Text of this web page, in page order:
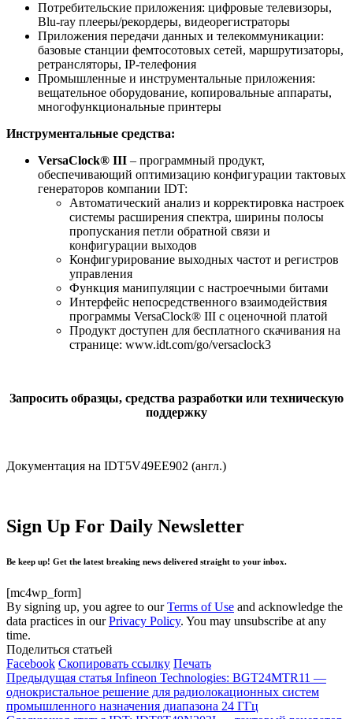
Потребительские приложения: цифровые телевизоры,
Blu-ray плееры/рекордеры, видеорегистраторы
Приложения передачи данных и телекоммуникации:
базовые станции фемтосотовых сетей, маршрутизаторы,
ретрансляторы, IP-телефония
Промышленные и инструментальные приложения:
вещательное оборудование, копировальные аппараты,
многофункциональные принтеры
Инструментальные средства:
VersaClock® III – программный продукт,
обеспечивающий оптимизацию конфигурации тактовых
генераторов компании IDT:
Автоматический анализ и корректировка настроек
системы расширения спектра, ширины полосы
пропускания петли обратной связи и
конфигурации выходов
Конфигурирование выходных частот и регистров
управления
Функция манипуляции с настроечными битами
Интерфейс непосредственного взаимодействия
программы VersaClock® III с оценочной платой
Продукт доступен для бесплатного скачивания на
странице: www.idt.com/go/versaclock3
Запросить образцы, средства разработки или техническую
поддержку
Документация на IDT5V49EE902 (англ.)
Sign Up For Daily Newsletter
Be keep up! Get the latest breaking news delivered straight to your inbox.
[mc4wp_form]
By signing up, you agree to ourTerms of Use and acknowledge the
data practices in ourPrivacy Policy. You may unsubscribe at any
time.
Поделиться статьей
Facebook Скопировать ссылку Печать
Предыдущая статья Infineon Technologies: BGT24MTR11 —
однокристальное решение для радиолокационных систем
промышленного назначения диапазона 24 ГГц